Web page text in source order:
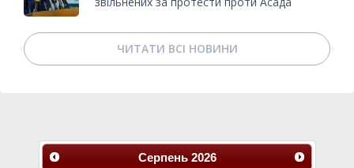
ЧИТАТИ ВСІ НОВИНИ
Серпень 2026